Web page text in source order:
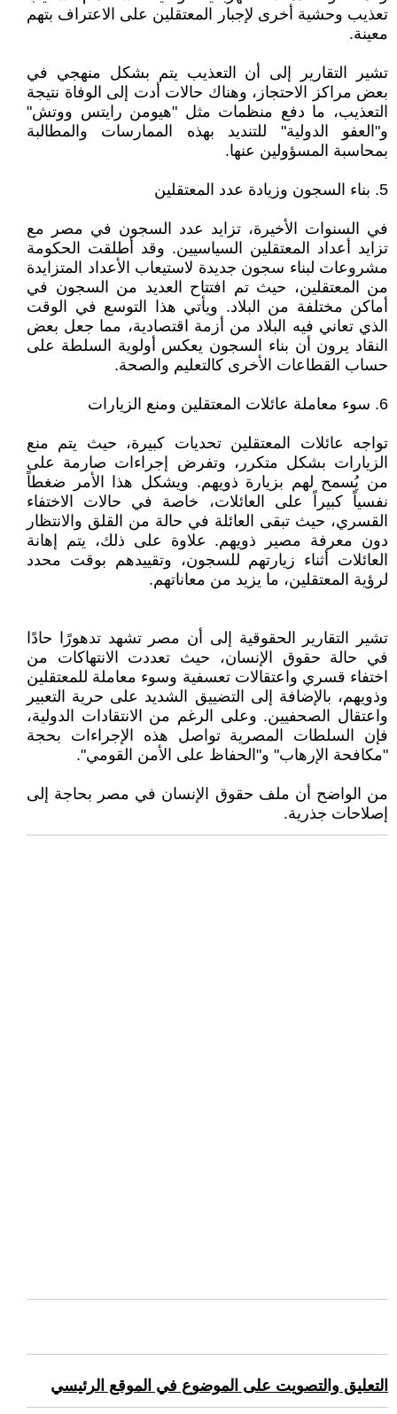
تعذيب وحشية أخرى لإجبار المعتقلين على الاعتراف بتهم
معينة.
تشير التقارير إلى أن التعذيب يتم بشكل منهجي في
بعض مراكز الاحتجاز، وهناك حالات أدت إلى الوفاة نتيجة
التعذيب، ما دفع منظمات مثل "هيومن رايتس ووتش"
و"العفو الدولية" للتنديد بهذه الممارسات والمطالبة
بمحاسبة المسؤولين عنها.
5. بناء السجون وزيادة عدد المعتقلين
في السنوات الأخيرة، تزايد عدد السجون في مصر مع
تزايد أعداد المعتقلين السياسيين. وقد أطلقت الحكومة
مشروعات لبناء سجون جديدة لاستيعاب الأعداد المتزايدة
من المعتقلين، حيث تم افتتاح العديد من السجون في
أماكن مختلفة من البلاد. ويأتي هذا التوسع في الوقت
الذي تعاني فيه البلاد من أزمة اقتصادية، مما جعل بعض
النقاد يرون أن بناء السجون يعكس أولوية السلطة على
حساب القطاعات الأخرى كالتعليم والصحة.
6. سوء معاملة عائلات المعتقلين ومنع الزيارات
تواجه عائلات المعتقلين تحديات كبيرة، حيث يتم منع
الزيارات بشكل متكرر، وتفرض إجراءات صارمة على
من يُسمح لهم بزيارة ذويهم. ويشكل هذا الأمر ضغطاً
نفسياً كبيراً على العائلات، خاصة في حالات الاختفاء
القسري، حيث تبقى العائلة في حالة من القلق والانتظار
دون معرفة مصير ذويهم. علاوة على ذلك، يتم إهانة
العائلات أثناء زيارتهم للسجون، وتقييدهم بوقت محدد
لرؤية المعتقلين، ما يزيد من معاناتهم.
تشير التقارير الحقوقية إلى أن مصر تشهد تدهورًا حادًا
في حالة حقوق الإنسان، حيث تعددت الانتهاكات من
اختفاء قسري واعتقالات تعسفية وسوء معاملة للمعتقلين
وذويهم، بالإضافة إلى التضييق الشديد على حرية التعبير
واعتقال الصحفيين. وعلى الرغم من الانتقادات الدولية،
فإن السلطات المصرية تواصل هذه الإجراءات بحجة
"مكافحة الإرهاب" و"الحفاظ على الأمن القومي".
من الواضح أن ملف حقوق الإنسان في مصر بحاجة إلى
إصلاحات جذرية.
التعليق والتصويت على الموضوع في الموقع الرئيسي